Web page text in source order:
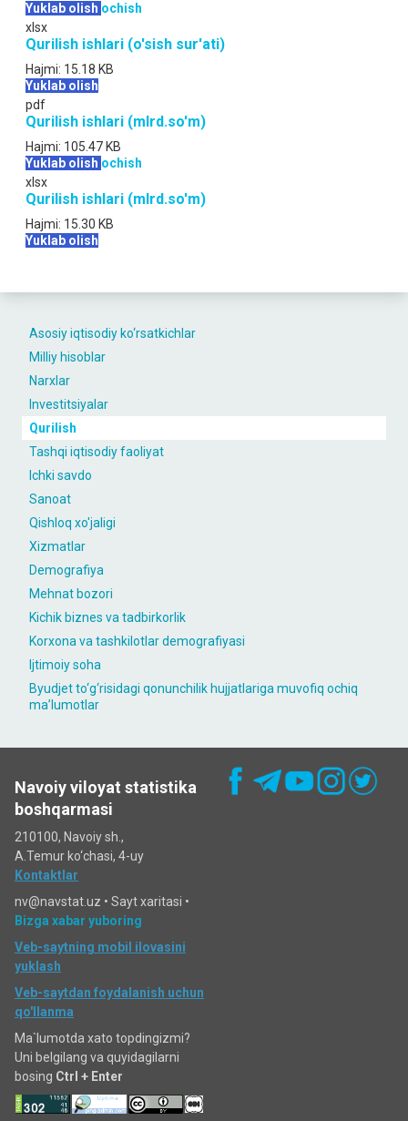
Asosiy iqtisodiy ko‘rsatkichlar
Milliy hisoblar
Narxlar
Investitsiyalar
Qurilish
Tashqi iqtisodiy faoliyat
Ichki savdo
Sanoat
Qishloq xo'jaligi
Xizmatlar
Demografiya
Mehnat bozori
Kichik biznes va tadbirkorlik
Korxona va tashkilotlar demografiyasi
Ijtimoiy soha
Byudjet to‘g‘risidagi qonunchilik hujjatlariga muvofiq ochiq
maʼlumotlar
Yuklab olish ochish
xlsx
Qurilish ishlari (o'sish sur'ati)
Hajmi: 15.18 KB
Yuklab olish
pdf
Qurilish ishlari (mlrd.so'm)
Hajmi: 105.47 KB
Yuklab olish ochish
xlsx
Qurilish ishlari (mlrd.so'm)
Hajmi: 15.30 KB
Yuklab olish
Navoiy viloyat statistika
boshqarmasi
210100, Navoiy sh.,
A.Temur ko‘chаsi, 4-uy
Kontaktlar
nv@navstat.uz • Sayt xaritasi •
Bizga xabar yuboring
Veb-saytning mobil ilovasini
yuklash
Veb-saytdan foydalanish uchun
qo'llanma
Ma`lumotda xato topdingizmi?
Uni belgilang va quyidagilarni
bosing Ctrl + Enter